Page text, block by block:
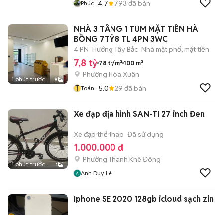
Phúc 4.7 793 đã bán
1 phút trước 9
NHÀ 3 TẦNG 1 TUM MẶT TIỀN HÀ
BỒNG 7TỶ8 TL 4PN 3WC
4 PN Hướng Tây Bắc Nhà mặt phố, mặt tiền
7,8 tỷ 78 tr/m² 100 m²
Phường Hòa Xuân
T Toán 5.0 29 đã bán
1 phút trước 1
Xe đạp địa hình SAN-TI 27 inch Đen
Xe đạp thể thao Đã sử dụng
1.000.000 đ
Phường Thanh Khê Đông
Anh Duy Lê
Iphone SE 2020 128gb icloud sạch zin